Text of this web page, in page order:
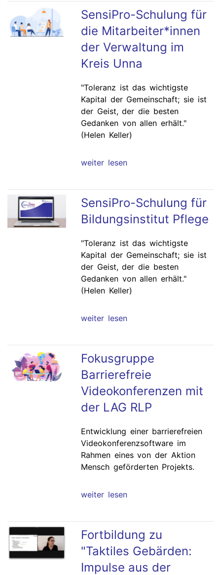
SensiPro-Schulung für
die Mitarbeiter*innen
der Verwaltung im
Kreis Unna
"Toleranz ist das wichtigste
Kapital der Gemeinschaft; sie ist
der Geist, der die besten
Gedanken von allen erhält."
(Helen Keller)
weiter lesen
SensiPro-Schulung für
Bildungsinstitut Pflege
"Toleranz ist das wichtigste
Kapital der Gemeinschaft; sie ist
der Geist, der die besten
Gedanken von allen erhält."
(Helen Keller)
weiter lesen
Fokusgruppe
Barrierefreie
Videokonferenzen mit
der LAG RLP
Entwicklung einer barrierefreien
Videokonferenzsoftware im
Rahmen eines von der Aktion
Mensch geförderten Projekts.
weiter lesen
Fortbildung zu
"Taktiles Gebärden:
Impulse aus der